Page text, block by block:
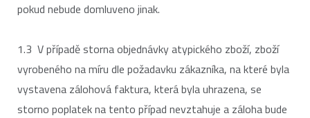
pokud nebude domluveno jinak.
1.3 V případě storna objednávky atypického zboží, zboží
vyrobeného na míru dle požadavku zákazníka, na které byla
vystavena zálohová faktura, která byla uhrazena, se
storno poplatek na tento případ nevztahuje a záloha bude